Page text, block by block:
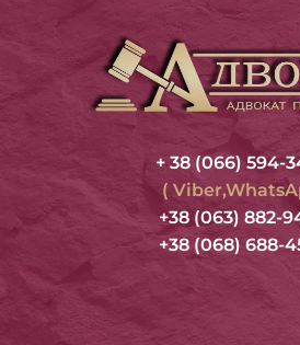
+ 38 (066) 594-
(
+38 (063) 882-
+38 (068) 688-